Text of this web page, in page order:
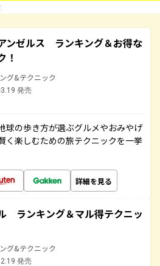
ンゼルス ランキング＆お得な
！
グ&テクニック
発売
球の歩き方が選ぶグルメやおみやげ
く楽しむための旅テクニックを一挙
詳細を見る
ランキング＆マル得テクニッ
グ&テクニック
発売